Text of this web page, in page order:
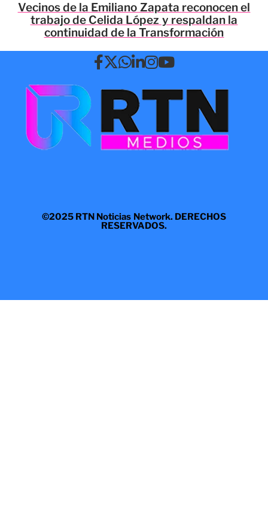
Vecinos de la Emiliano Zapata reconocen el
trabajo de Celida López y respaldan la
continuidad de la Transformación
©2025 RTN Noticias Network. DERECHOS
RESERVADOS.